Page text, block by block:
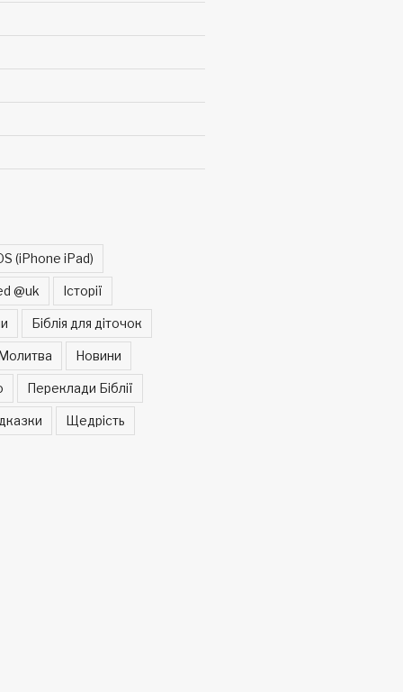
(iPhone iPad)
@uk Історії
Біблія для діточок
Новини
Переклади Біблії
Щедрість